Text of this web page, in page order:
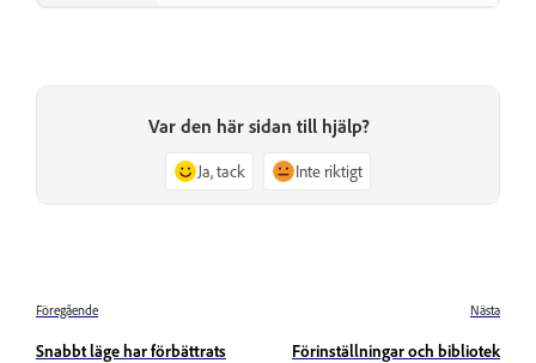
Var den här sidan till hjälp?
Ja, tack Inte riktigt
Föregående
Snabbt läge har förbättrats
Nästa
Förinställningar och bibliotek